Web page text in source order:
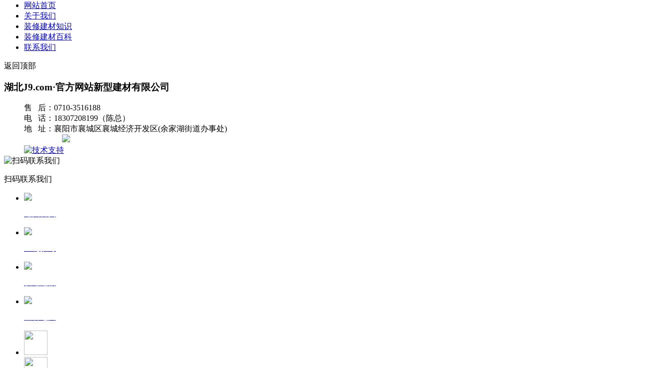
网站首页
关于我们
装修建材知识
装修建材百科
联系我们
返回顶部
湖北J9.com·官方网站新型建材有限公司
售 后：0710-3516188
电 话：18307208199（陈总）
地 址：襄阳市襄城区襄城经济开发区(余家湖街道办事处)
扫码联系我们